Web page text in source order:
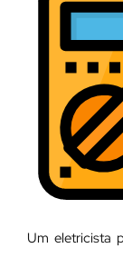
Um eletricista